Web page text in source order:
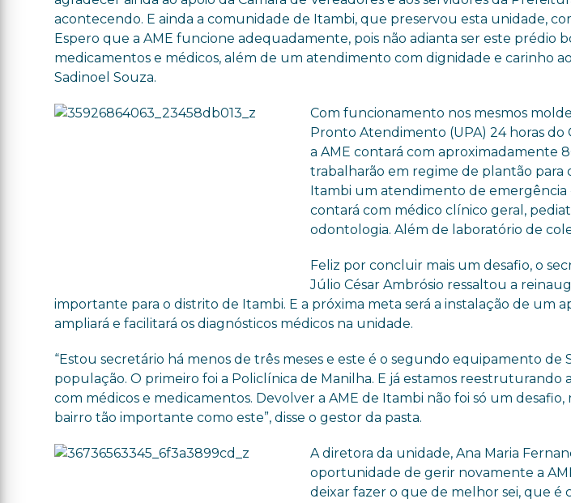
acontecendo. E ainda a comunidade de Itambi, que preservou esta unidade,
Espero que a AME funcione adequadamente, pois não adianta ser este prédio
medicamentos e médicos, além de um atendimento com dignidade e carinho
Sadinoel Souza.
Com funcionamento nos mesmos
Pronto Atendimento (UPA) 24 horas do
a AME contará com aproximadamente
trabalharão em regime de plantão para
Itambi um atendimento de emergência
contará com médico clínico geral,
odontologia. Além de laboratório de
Feliz por concluir mais um desafio, o
Júlio César Ambrósio ressaltou a
importante para o distrito de Itambi. E a próxima meta será a instalação de um
ampliará e facilitará os diagnósticos médicos na unidade.
“Estou secretário há menos de três meses e este é o segundo equipamento de
população. O primeiro foi a Policlínica de Manilha. E já estamos reestruturando
com médicos e medicamentos. Devolver a AME de Itambi não foi só um
bairro tão importante como este”, disse o gestor da pasta.
A diretora da unidade, Ana Maria
oportunidade de gerir novamente a
deixar fazer o que de melhor sei, que é